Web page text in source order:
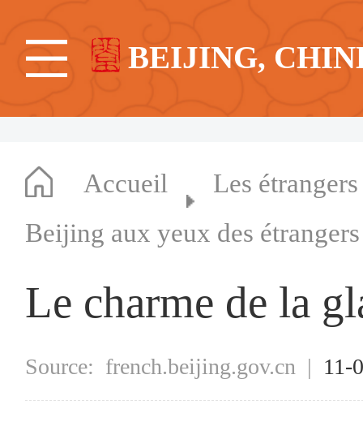
BEIJING,
Accueil
Les
Beijing aux yeux des étrangers
Le charme de la
Source: french.beijing.gov.cn |